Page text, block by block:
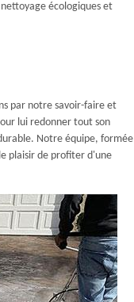
nettoyage écologiques et
par notre savoir-faire et
lui redonner tout son
Notre équipe, formée
plaisir de profiter d'une